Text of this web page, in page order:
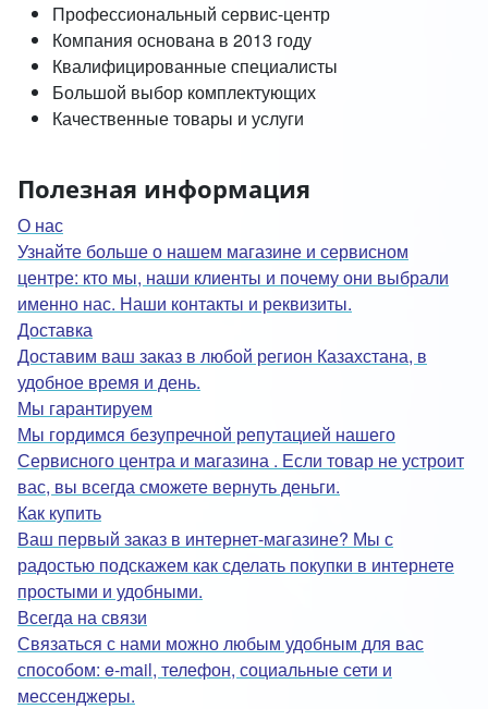
Профессиональный сервис-центр
Компания основана в 2013 году
Квалифицированные специалисты
Большой выбор комплектующих
Качественные товары и услуги
Полезная информация
О нас
Узнайте больше о нашем магазине и сервисном
центре: кто мы, наши клиенты и почему они выбрали
именно нас. Наши контакты и реквизиты.
Доставка
Доставим ваш заказ в любой регион Казахстана, в
удобное время и день.
Мы гарантируем
Мы гордимся безупречной репутацией нашего
Сервисного центра и магазина . Если товар не устроит
вас, вы всегда сможете вернуть деньги.
Как купить
Ваш первый заказ в интернет-магазине? Мы с
радостью подскажем как сделать покупки в интернете
простыми и удобными.
Всегда на связи
Связаться с нами можно любым удобным для вас
способом: e-mail, телефон, социальные сети и
мессенджеры.